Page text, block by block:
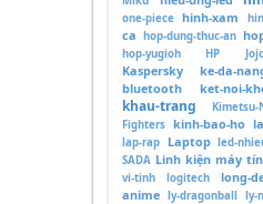
one-piece hinh-xam
ca hop-dung-thuc-an
hop-yugioh
HP
Kaspersky ke-da-
bluetooth
ket-noi-
khau-trang Kimetsu-
Fighters kinh-bao-ho
lap-rap Laptop led-
SADA Linh kiện máy
vi-tinh
logitech long-
anime ly-dragonball ly-